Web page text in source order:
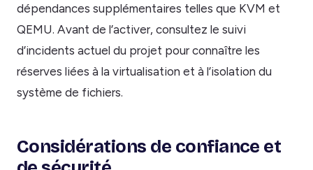
dépendances supplémentaires telles que KVM et
QEMU. Avant de l’activer, consultez le suivi
d’incidents actuel du projet pour connaître les
réserves liées à la virtualisation et à l’isolation du
système de fichiers.
Considérations de confiance et